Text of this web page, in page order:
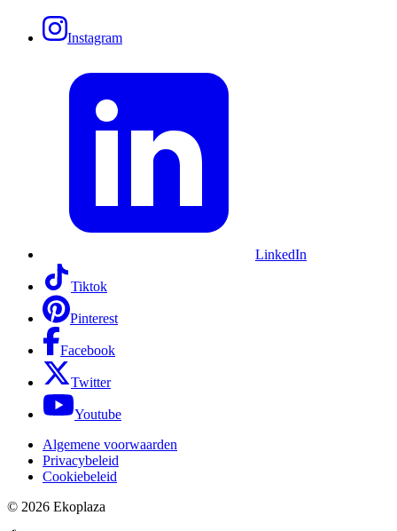
Instagram
LinkedIn
Tiktok
Pinterest
Facebook
Twitter
Youtube
Algemene voorwaarden
Privacybeleid
Cookiebeleid
© 2026 Ekoplaza